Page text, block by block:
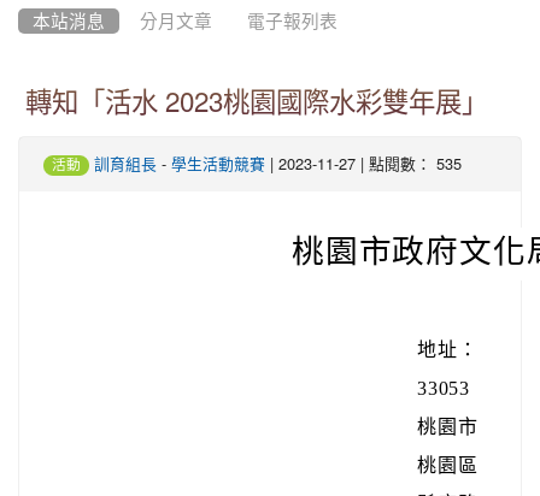
本站消息 分月文章 電子報列表
轉知「活水 2023桃園國際水彩雙年展」
活動 訓育組長 - 學生活動競賽 | 2023-11-27 | 點閱數： 535
桃園市政府文化
地址：
33053
桃園市
桃園區